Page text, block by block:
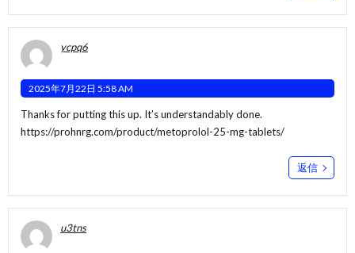
ycpq6
2025年7月22日 5:58 AM
Thanks for putting this up. It’s understandably done.
https://prohnrg.com/product/metoprolol-25-mg-tablets/
返信
u3tns